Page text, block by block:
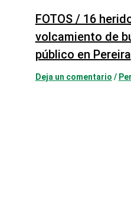
FOTOS / 16
volcamiento de
público en Pereira
Deja un comentario /